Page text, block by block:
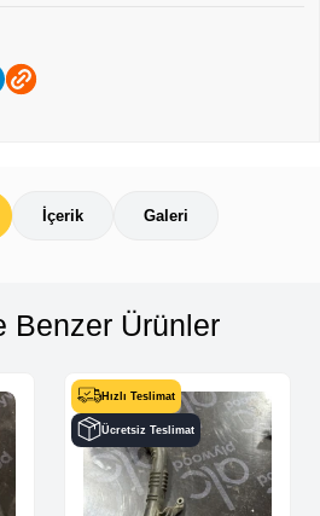
İçerik Galeri
Benzer Ürünler
Hızlı Teslimat
Ücretsiz Teslimat